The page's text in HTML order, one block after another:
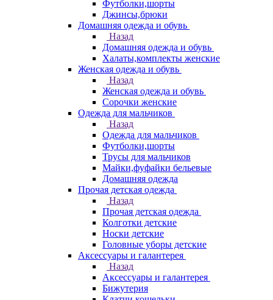
Футболки,шорты
Джинсы,брюки
Домашняя одежда и обувь
Назад
Домашняя одежда и обувь
Халаты,комплекты женские
Женская одежда и обувь
Назад
Женская одежда и обувь
Сорочки женские
Одежда для мальчиков
Назад
Одежда для мальчиков
Футболки,шорты
Трусы для мальчиков
Майки,фуфайки бельевые
Домашняя одежда
Прочая детская одежда
Назад
Прочая детская одежда
Колготки детские
Носки детские
Головные уборы детские
Аксессуары и галантерея
Назад
Аксессуары и галантерея
Бижутерия